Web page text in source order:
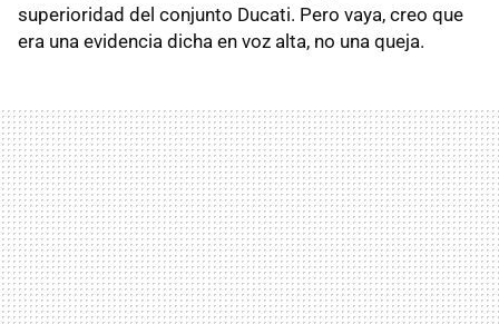
superioridad del conjunto Ducati. Pero vaya, creo que
era una evidencia dicha en voz alta, no una queja.